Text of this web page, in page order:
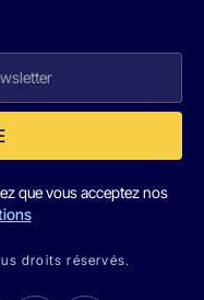
que vous acceptez nos
droits réservés.